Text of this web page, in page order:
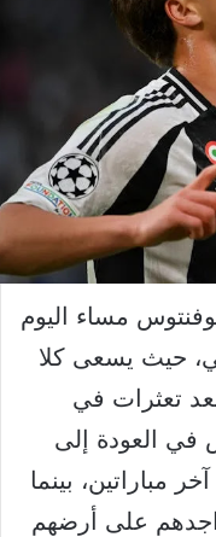
مساء اليوم
حيث يسعى كلا
بعد تعثرات في
في العودة إلى
مباراتين، بينما
على أرضهم